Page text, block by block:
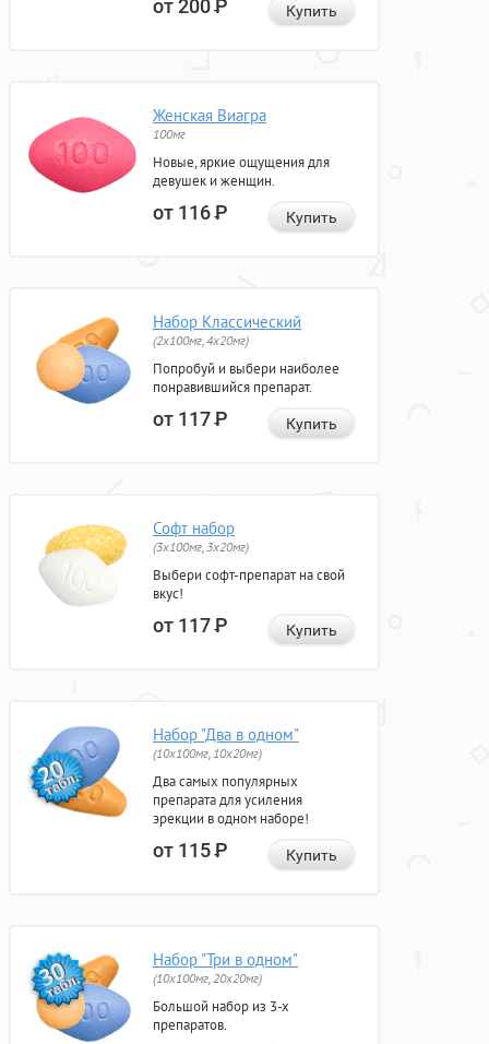
от 200Р Купить
Женская Виагра
100мг
Новые, яркие ощущения для
девушек и женщин.
от 116Р Купить
Набор Классический
(2x100мг, 4x20мг)
Попробуй и выбери наиболее
понравившийся препарат.
от 117Р Купить
Софт набор
(3x100мг, 3x20мг)
Выбери софт-препарат на свой
вкус!
от 117Р Купить
Набор "Два в одном"
(10x100мг, 10x20мг)
Два самых популярных
препарата для усиления
эрекции в одном наборе!
от 115Р Купить
Набор "Три в одном"
(10x100мг, 20x20мг)
Большой набор из 3-х
препаратов.